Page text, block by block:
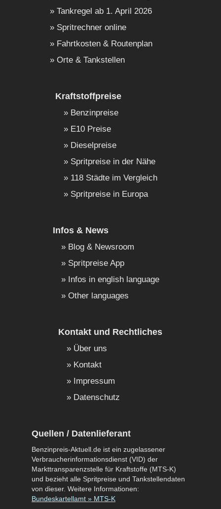
Tankregel ab 1. April 2026
Spritrechner online
Fahrtkosten & Routenplan
Orte & Tankstellen
Kraftstoffpreise
Benzinpreise
E10 Preise
Dieselpreise
Spritpreise in der Nähe
118 Städte im Vergleich
Spritpreise in Europa
Infos & News
Blog & Newsroom
Spritpreise App
Infos in english language
Other languages
Kontakt und Rechtliches
Über uns
Kontakt
Impressum
Datenschutz
Quellen / Datenlieferant
Benzinpreis-Aktuell.de ist ein zugelassener
Verbraucherinformationsdienst (VID) der
Markttransparenzstelle für Kraftstoffe (MTS-K)
und bezieht alle Spritpreise und Tankstellendaten
von dieser. Weitere Informationen:
Bundeskartellamt » MTS-K